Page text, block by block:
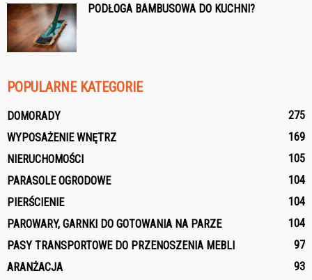
PODŁOGA BAMBUSOWA DO KUCHNI?
POPULARNE KATEGORIE
DOMORADY
275
WYPOSAŻENIE WNĘTRZ
169
NIERUCHOMOŚCI
105
PARASOLE OGRODOWE
104
PIERŚCIENIE
104
PAROWARY, GARNKI DO GOTOWANIA NA PARZE
104
PASY TRANSPORTOWE DO PRZENOSZENIA MEBLI
97
ARANŻACJA
93